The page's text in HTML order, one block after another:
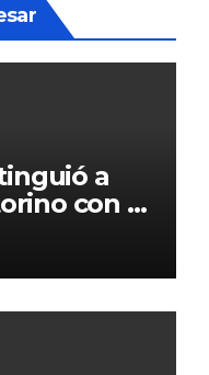
a
con el
José de